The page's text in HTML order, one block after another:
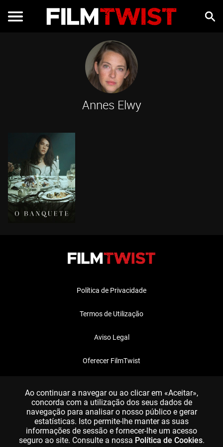
Annes Elwy
Política de Privacidade
Termos de Utilização
Aviso Legal
Oferecer FilmTwist
Ao continuar a navegar ou ao clicar em «Aceitar»,
concorda com a utilização dos seus dados de
navegação para analisar o nosso público e gerar
estatísticas. Isto permite-lhe manter as suas
informações de sessão e fornecer-lhe um acesso
seguro ao site. Consulte a nossa Política de Cookies.